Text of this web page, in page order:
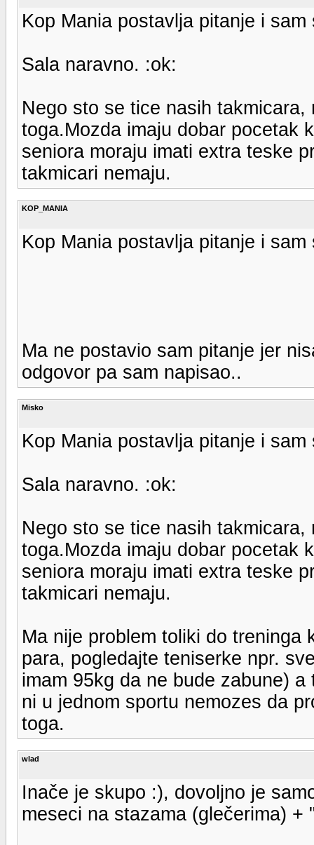
Kop Mania postavlja pitanje i
Sala naravno. :ok:
Nego sto se tice nasih
toga.Mozda imaju dobar pocetak
seniora moraju imati extra teske
takmicari nemaju.
KOP_MANIA
Kop Mania postavlja pitanje i
Ma ne postavio sam pitanje jer
odgovor pa sam napisao..
Misko
Kop Mania postavlja pitanje i
Sala naravno. :ok:
Nego sto se tice nasih
toga.Mozda imaju dobar pocetak
seniora moraju imati extra teske
takmicari nemaju.
Ma nije problem toliki do treninga
para, pogledajte teniserke npr.
imam 95kg da ne bude zabune)
ni u jednom sportu nemozes da
toga.
wlad
Inače je skupo :), dovoljno je
meseci na stazama (glečerima) +